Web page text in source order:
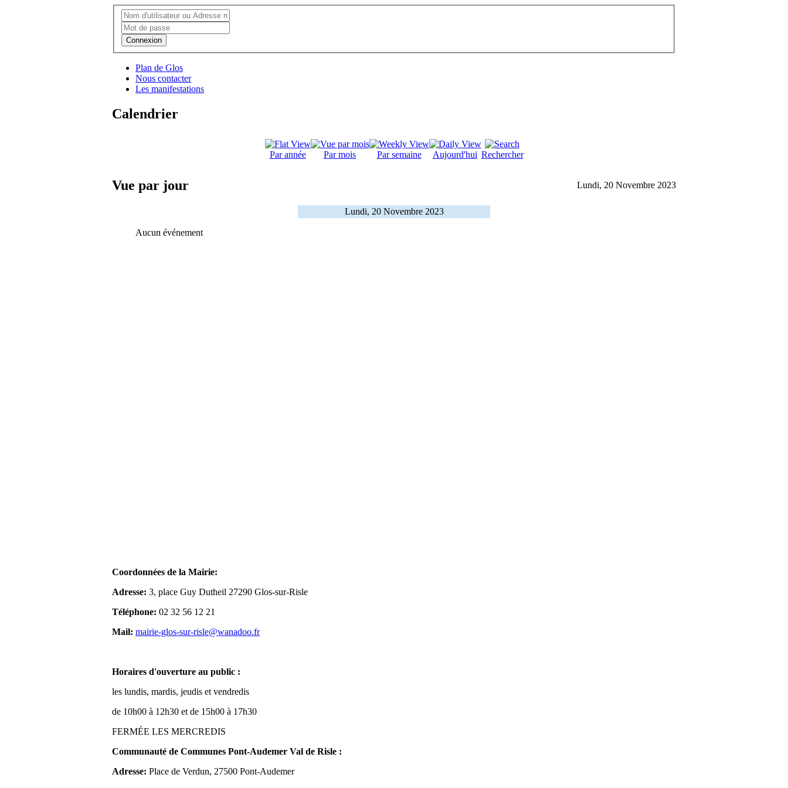
Connexion
Plan de Glos
Nous contacter
Les manifestations
Calendrier
Par année Par mois Par semaine Aujourd'hui Rechercher
Vue par jour Lundi, 20 Novembre 2023
Lundi, 20 Novembre 2023
Aucun événement
Coordonnées de la Mairie:
Adresse: 3, place Guy Dutheil 27290 Glos-sur-Risle
Téléphone: 02 32 56 12 21
Mail: mairie-glos-sur-risle@wanadoo.fr
Horaires d'ouverture au public :
les lundis, mardis, jeudis et vendredis
de 10h00 à 12h30 et de 15h00 à 17h30
FERMÉE LES MERCREDIS
Communauté de Communes Pont-Audemer Val de Risle :
Adresse: Place de Verdun, 27500 Pont-Audemer